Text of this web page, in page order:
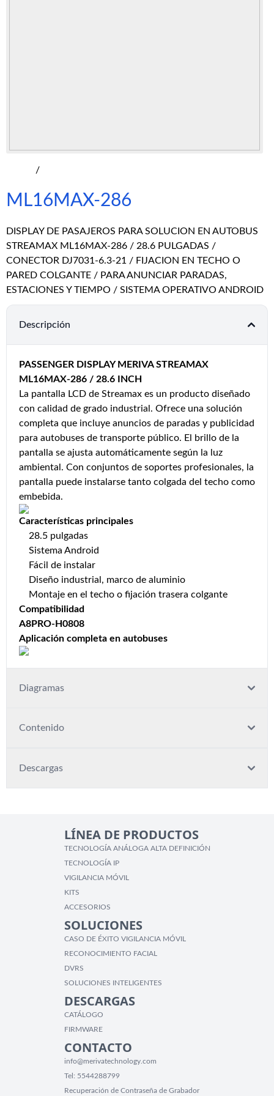
/
ML16MAX-286
DISPLAY DE PASAJEROS PARA SOLUCION EN AUTOBUS
STREAMAX ML16MAX-286 / 28.6 PULGADAS /
CONECTOR DJ7031-6.3-21 / FIJACION EN TECHO O
PARED COLGANTE / PARA ANUNCIAR PARADAS,
ESTACIONES Y TIEMPO / SISTEMA OPERATIVO ANDROID
Descripción
PASSENGER DISPLAY MERIVA STREAMAX
ML16MAX-286 / 28.6 INCH
La pantalla LCD de Streamax es un producto diseñado
con calidad de grado industrial. Ofrece una solución
completa que incluye anuncios de paradas y publicidad
para autobuses de transporte público. El brillo de la
pantalla se ajusta automáticamente según la luz
ambiental. Con conjuntos de soportes profesionales, la
pantalla puede instalarse tanto colgada del techo como
embebida.
Características principales
28.5 pulgadas
Sistema Android
Fácil de instalar
Diseño industrial, marco de aluminio
Montaje en el techo o fijación trasera colgante
Compatibilidad
A8PRO-H0808
Aplicación completa en autobuses
Diagramas
Contenido
Descargas
LÍNEA DE PRODUCTOS
TECNOLOGÍA ANÁLOGA ALTA DEFINICIÓN
TECNOLOGÍA IP
VIGILANCIA MÓVIL
KITS
ACCESORIOS
SOLUCIONES
CASO DE ÉXITO VIGILANCIA MÓVIL
RECONOCIMIENTO FACIAL
DVRS
SOLUCIONES INTELIGENTES
DESCARGAS
CATÁLOGO
FIRMWARE
CONTACTO
info@merivatechnology.com
Tel: 5544288799
Recuperación de Contraseña de Grabador